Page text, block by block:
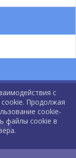
с
Продолжая
cookie-
файлы cookie в